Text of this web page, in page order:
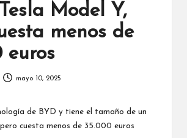
Model Y,
menos de
euros
mayo 10, 2025